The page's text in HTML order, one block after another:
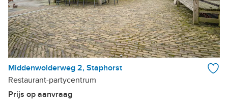
Middenwolderweg 2, Staphorst
Restaurant-partycentrum
Prijs op aanvraag